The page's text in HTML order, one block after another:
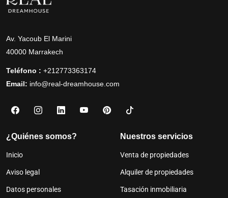
Av. Yacoub El Marini
40000 Marrakech
Teléfono : +212773363174
Email: info@real-dreamhouse.com
¿Quiénes somos?
Inicio
Aviso legal
Datos personales
Nuestros servicios
Venta de propiedades
Alquiler de propiedades
Tasación inmobiliaria